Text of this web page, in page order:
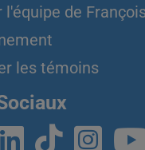
l'équipe de
les témoins